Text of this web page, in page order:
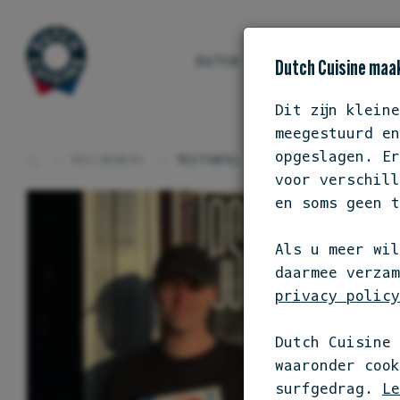
DUTCH CUISINE ONS
Dutch Cuisine
Dit zijn kleine
meegestuurd
opgeslagen.
voor
en soms geen
Als u meer
daarmee
privacy
Dutch Cuisine
waaronder
surfgedrag.